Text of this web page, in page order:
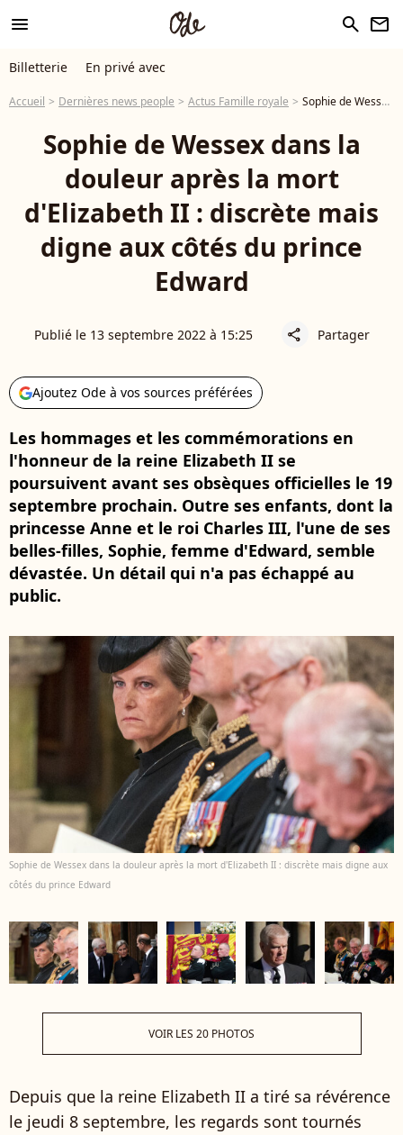
menu search newsletter
Billetterie En privé avec
Accueil Dernières news people Actus Famille royale Sophie de Wessex dans la douleur après la mort d'Elizabeth II : discrète mais digne aux côtés du prince Edward
Sophie de Wessex dans la
douleur après la mort
d'Elizabeth II : discrète mais
digne aux côtés du prince
Edward
Publié le 13 septembre 2022 à 15:25 share Partager
Ajoutez Ode à vos sources préférées
Les hommages et les commémorations en
l'honneur de la reine Elizabeth II se
poursuivent avant ses obsèques officielles le 19
septembre prochain. Outre ses enfants, dont la
princesse Anne et le roi Charles III, l'une de ses
belles-filles, Sophie, femme d'Edward, semble
dévastée. Un détail qui n'a pas échappé au
public.
Sophie de Wessex dans la douleur après la mort d'Elizabeth II : discrète mais digne aux
côtés du prince Edward
VOIR LES 20 PHOTOS
Depuis que la reine Elizabeth II a tiré sa révérence
le jeudi 8 septembre, les regards sont tournés